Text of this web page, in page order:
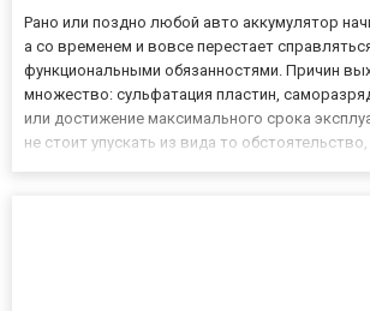
Рано или поздно любой авто аккумулятор
а со временем и вовсе перестает
функциональными обязанностями. Причин
множество: сульфатация пластин,
или достижение максимального срока
не стоит упускать из вида то